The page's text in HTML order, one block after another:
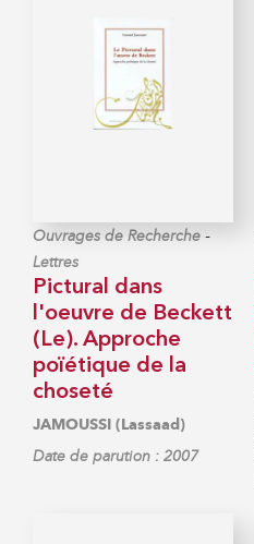
Ouvrages de Recherche -
Lettres
Pictural dans
l'oeuvre de Beckett
(Le). Approche
poïétique de la
choseté
JAMOUSSI (Lassaad)
Date de parution : 2007